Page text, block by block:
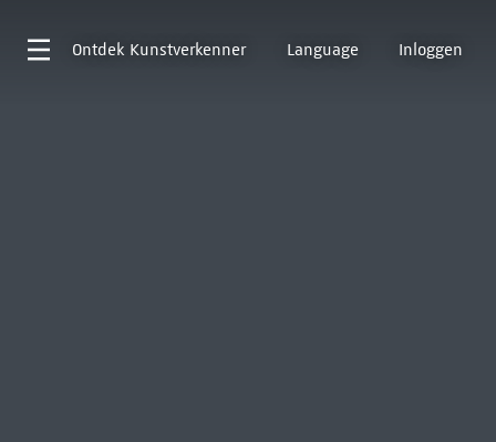
Ontdek Kunstverkenner Language Inloggen